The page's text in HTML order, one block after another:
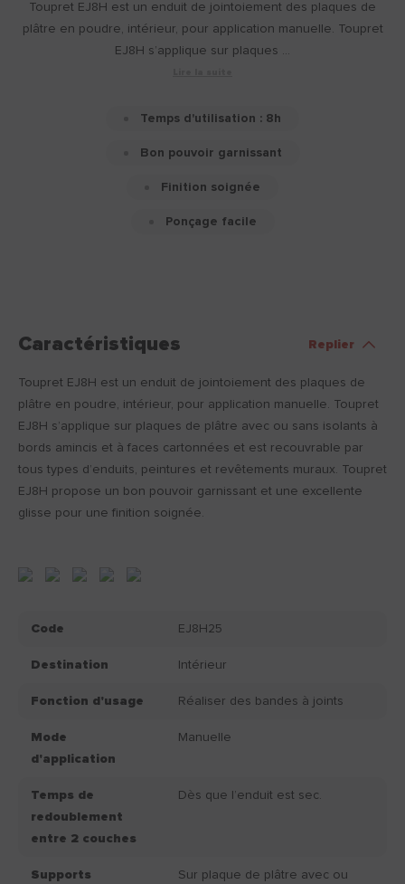
Toupret EJ8H est un enduit de jointoiement des plaques de
plâtre en poudre, intérieur, pour application manuelle. Toupret
EJ8H s’applique sur plaques ...
Temps d'utilisation : 8h
Bon pouvoir garnissant
Finition soignée
Ponçage facile
Caractéristiques Replier
Toupret EJ8H est un enduit de jointoiement des plaques de
plâtre en poudre, intérieur, pour application manuelle. Toupret
EJ8H s’applique sur plaques de plâtre avec ou sans isolants à
bords amincis et à faces cartonnées et est recouvrable par
tous types d’enduits, peintures et revêtements muraux. Toupret
EJ8H propose un bon pouvoir garnissant et une excellente
glisse pour une finition soignée.
Code EJ8H25
Destination Intérieur
Fonction d'usage Réaliser des bandes à joints
Mode
d'application
Manuelle
Temps de
redoublement
entre 2 couches
Dès que l’enduit est sec.
Supports
Sur plaque de plâtre avec ou